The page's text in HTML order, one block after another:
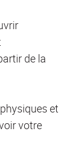
de la
et
votre